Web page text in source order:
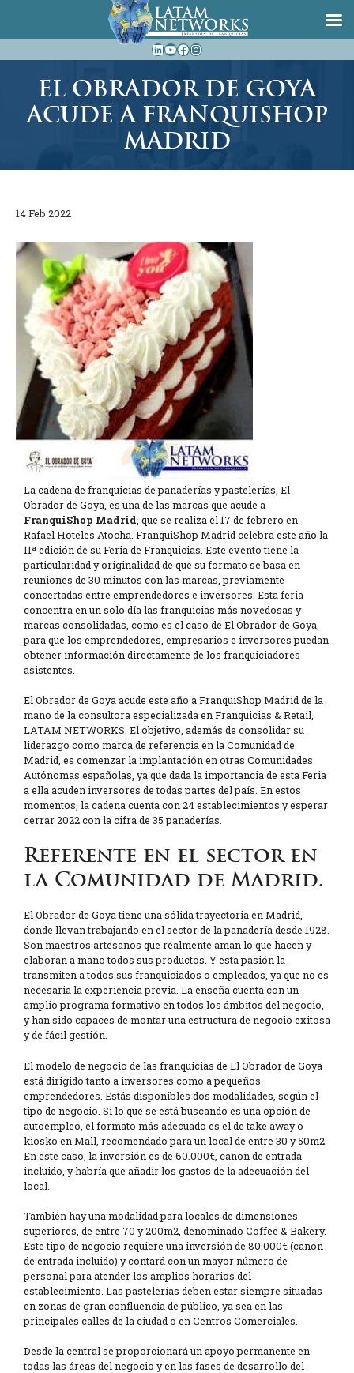
al
LinkedIn
YouTube
Facebook
Instagram
EL OBRADOR DE GOYA
ACUDE A FRANQUISHOP
MADRID
14 Feb 2022
La cadena de franquicias de panaderías y pastelerías, El
Obrador de Goya, es una de las marcas que acude a
FranquiShop Madrid , que se realiza el 17 de febrero en
Rafael Hoteles Atocha. FranquiShop Madrid celebra este año la
11ª edición de su Feria de Franquicias. Este evento tiene la
particularidad y originalidad de que su formato se basa en
reuniones de 30 minutos con las marcas, previamente
concertadas entre emprendedores e inversores. Esta feria
concentra en un solo día las franquicias más novedosas y
marcas consolidadas, como es el caso de El Obrador de Goya,
para que los emprendedores, empresarios e inversores puedan
obtener información directamente de los franquiciadores
asistentes.
El Obrador de Goya acude este año a FranquiShop Madrid de la
mano de la consultora especializada en Franquicias & Retail,
LATAM NETWORKS. El objetivo, además de consolidar su
liderazgo como marca de referencia en la Comunidad de
Madrid, es comenzar la implantación en otras Comunidades
Autónomas españolas, ya que dada la importancia de esta Feria
a ella acuden inversores de todas partes del país. En estos
momentos, la cadena cuenta con 24 establecimientos y esperar
cerrar 2022 con la cifra de 35 panaderías.
Referente en el sector en
la Comunidad de Madrid.
El Obrador de Goya tiene una sólida trayectoria en Madrid,
donde llevan trabajando en el sector de la panadería desde 1928.
Son maestros artesanos que realmente aman lo que hacen y
elaboran a mano todos sus productos. Y esta pasión la
transmiten a todos sus franquiciados o empleados, ya que no es
necesaria la experiencia previa. La enseña cuenta con un
amplio programa formativo en todos los ámbitos del negocio,
y han sido capaces de montar una estructura de negocio exitosa
y de fácil gestión.
El modelo de negocio de las franquicias de El Obrador de Goya
está dirigido tanto a inversores como a pequeños
emprendedores. Estás disponibles dos modalidades, según el
tipo de negocio. Si lo que se está buscando es una opción de
autoempleo, el formato más adecuado es el de take away o
kiosko en Mall, recomendado para un local de entre 30 y 50m2.
En este caso, la inversión es de 60.000€, canon de entrada
incluido, y habría que añadir los gastos de la adecuación del
local.
También hay una modalidad para locales de dimensiones
superiores, de entre 70 y 200m2, denominado Coffee & Bakery.
Este tipo de negocio requiere una inversión de 80.000€ (canon
de entrada incluido) y contará con un mayor número de
personal para atender los amplios horarios del
establecimiento. Las pastelerías deben estar siempre situadas
en zonas de gran confluencia de público, ya sea en las
principales calles de la ciudad o en Centros Comerciales.
Desde la central se proporcionará un apoyo permanente en
todas las áreas del negocio y en las fases de desarrollo del